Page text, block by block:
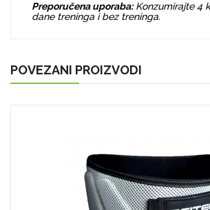
Preporučena uporaba:Konzumirajte 4
dane treninga i bez treninga.
POVEZANI PROIZVODI